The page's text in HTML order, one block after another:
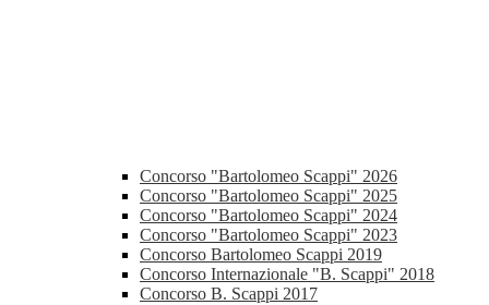
Concorso "Bartolomeo Scappi" 2026
Concorso "Bartolomeo Scappi" 2025
Concorso "Bartolomeo Scappi" 2024
Concorso "Bartolomeo Scappi" 2023
Concorso Bartolomeo Scappi 2019
Concorso Internazionale "B. Scappi" 2018
Concorso B. Scappi 2017